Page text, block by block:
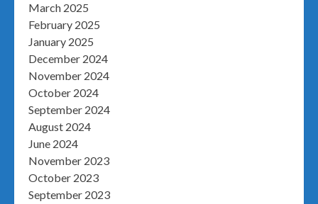
March 2025
February 2025
January 2025
December 2024
November 2024
October 2024
September 2024
August 2024
June 2024
November 2023
October 2023
September 2023